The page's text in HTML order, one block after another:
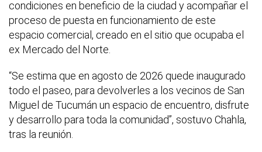
condiciones en beneficio de la ciudad y acompañar el
proceso de puesta en funcionamiento de este
espacio comercial, creado en el sitio que ocupaba el
ex Mercado del Norte.
“Se estima que en agosto de 2026 quede inaugurado
todo el paseo, para devolverles a los vecinos de San
Miguel de Tucumán un espacio de encuentro, disfrute
y desarrollo para toda la comunidad”, sostuvo Chahla,
tras la reunión.